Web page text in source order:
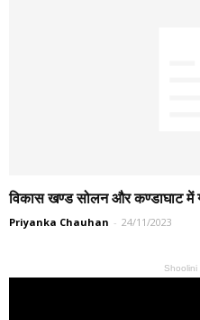
विकास खण्ड सोलन और कण्डाघाट में
Priyanka Chauhan - 24/11/2023
Shoolini